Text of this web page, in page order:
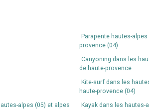
Parapente hautes-
provence (04)
Canyoning dans les
de haute-provence
Kite-surf dans les
haute-provence (04)
alpes (05) et alpes
Kayak dans les hautes-